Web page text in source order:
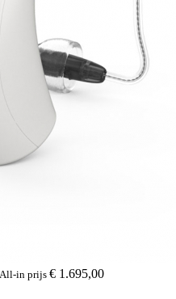
All-in prijs € 1.695,00